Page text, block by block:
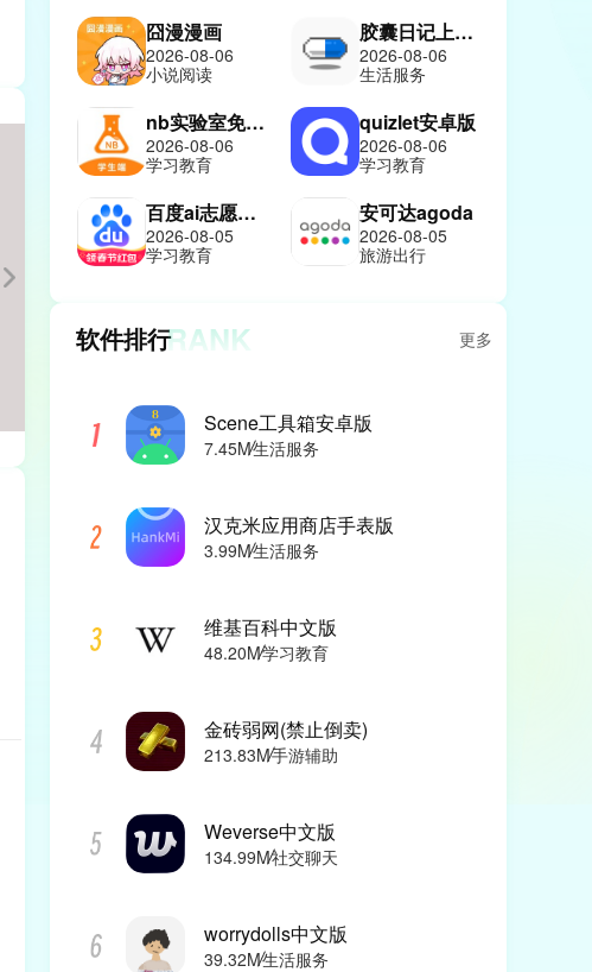
囧漫漫画
2026-08-06
小说阅读
胶囊日记上善版
2026-08-06
生活服务
nb实验室免费版
2026-08-06
学习教育
quizlet安卓版
2026-08-06
学习教育
百度ai志愿报考助手
2026-08-05
学习教育
安可达agoda
2026-08-05
旅游出行
软件排行RANK 更多
Scene工具箱安卓版
7.45M生活服务
汉克米应用商店手表版
3.99M生活服务
维基百科中文版
48.20M学习教育
金砖弱网(禁止倒卖)
213.83M手游辅助
Weverse中文版
134.99M社交聊天
worrydolls中文版
39.32M生活服务